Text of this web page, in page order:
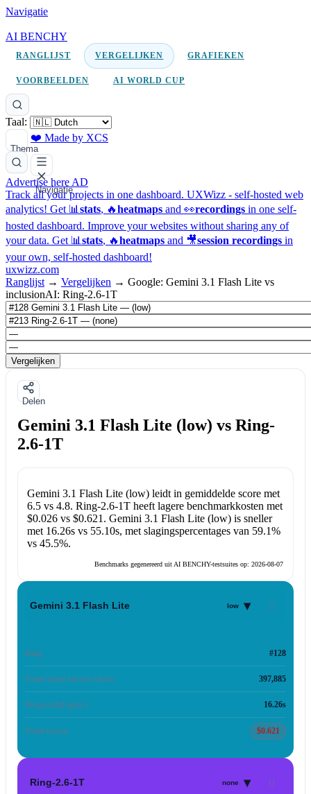
Navigatie
AI BENCHY
RANGLIJST VERGELIJKEN GRAFIEKEN
VOORBEELDEN AI WORLD CUP
Taal:
Thema
❤️ Made by XCS
Navigatie
Advertise here AD
Track all your projects in one dashboard. UXWizz - self-hosted web
analytics! Get 📊 stats, 🔥heatmaps and 👀recordings in one self-
hosted dashboard. Improve your websites without sharing any of
your data. Get 📊 stats, 🔥heatmaps and 🎥session recordings in
your own, self-hosted dashboard!
uxwizz.com
Ranglijst → Vergelijken → Google: Gemini 3.1 Flash Lite vs
inclusionAI: Ring-2.6-1T
Vergelijken
Delen
Gemini 3.1 Flash Lite (low) vs Ring-
2.6-1T
Gemini 3.1 Flash Lite (low)leidt in gemiddelde score met
6.5vs 4.8. Ring-2.6-1Theeft lagere benchmarkkosten met
$0.026vs $0.621 . Gemini 3.1 Flash Lite (low)is sneller
met 16.26svs 55.10s, met slagingspercentages van 59.1%
vs 45.5%.
Benchmarks gegenereerd uit AI BENCHY-testsuites op: 2026-08-07
Gemini 3.1 Flash Lite low ▾
Rang #128
Totaal aantal uitvoer-tokens 397,885
Responstijd (gem.) 16.26s
Totale kosten $0.621
Ring-2.6-1T none ▾